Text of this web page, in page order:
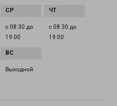
с 08:30 до
19:00
с 08:30 до
19:00
Выходной